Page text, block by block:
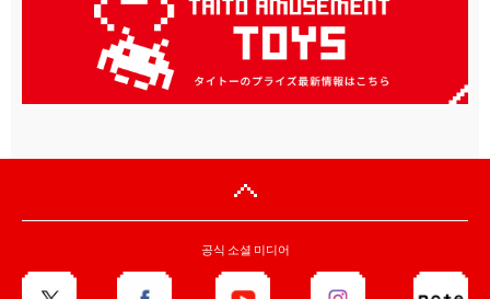
공식 소셜 미디어